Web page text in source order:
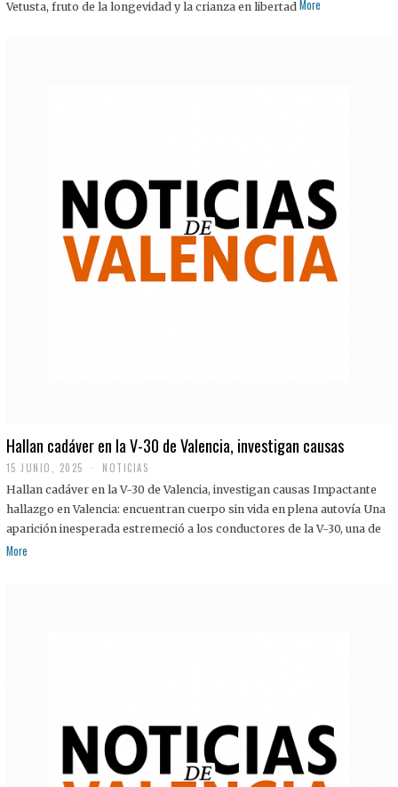
I
Vetusta, fruto de la longevidad y la crianza en libertad More
Hallan cadáver en la V-30 de Valencia, investigan causas
15 JUNIO, 2025 NOTICIAS
Hallan cadáver en la V-30 de Valencia, investigan causas Impactante
hallazgo en Valencia: encuentran cuerpo sin vida en plena autovía Una
aparición inesperada estremeció a los conductores de la V-30, una de
More